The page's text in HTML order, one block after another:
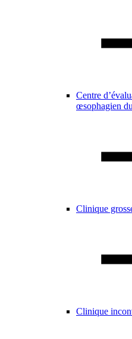
Centre
œsophagien
Clinique
Clinique